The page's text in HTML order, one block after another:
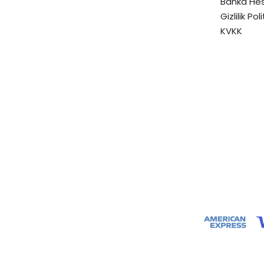
Gizlilik
KVKK